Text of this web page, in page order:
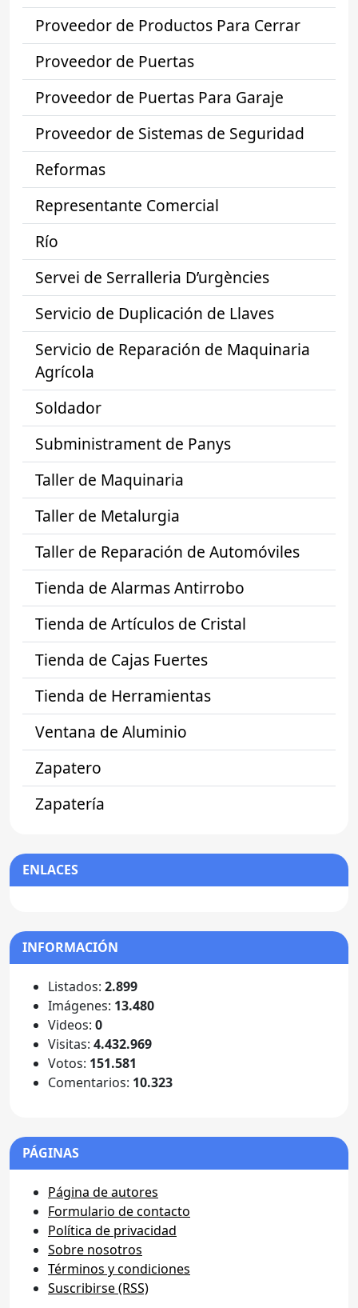
Proveedor de Productos Para Cerrar
Proveedor de Puertas
Proveedor de Puertas Para Garaje
Proveedor de Sistemas de Seguridad
Reformas
Representante Comercial
Río
Servei de Serralleria D’urgències
Servicio de Duplicación de Llaves
Servicio de Reparación de Maquinaria
Agrícola
Soldador
Subministrament de Panys
Taller de Maquinaria
Taller de Metalurgia
Taller de Reparación de Automóviles
Tienda de Alarmas Antirrobo
Tienda de Artículos de Cristal
Tienda de Cajas Fuertes
Tienda de Herramientas
Ventana de Aluminio
Zapatero
Zapatería
ENLACES
INFORMACIÓN
Listados: 2.899
Imágenes: 13.480
Videos: 0
Visitas: 4.432.969
Votos: 151.581
Comentarios: 10.323
PÁGINAS
Página de autores
Formulario de contacto
Política de privacidad
Sobre nosotros
Términos y condiciones
Suscribirse (RSS)